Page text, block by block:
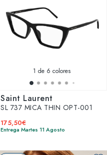
1 de 6 colores
Saint Laurent
SL 737 MICA THIN OPT-001
175,50€
Entrega Martes 11 Agosto